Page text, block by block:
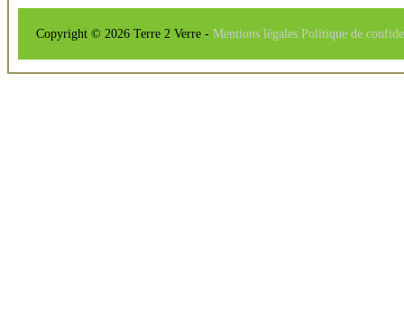
Copyright © 2026 Terre 2 Verre - Mentions légales Politique de